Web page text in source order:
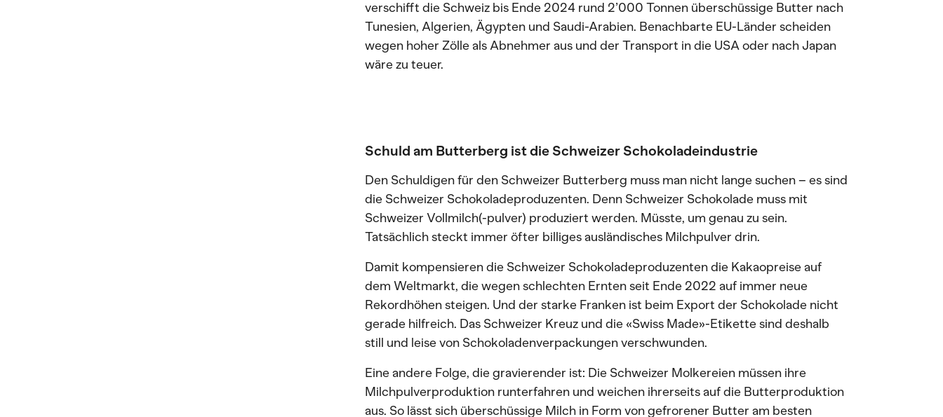
verschifft die Schweiz bis Ende 2024 rund 2’000 Tonnen überschüssige Butter nach
Tunesien, Algerien, Ägypten und Saudi-Arabien. Benachbarte EU-Länder scheiden
wegen hoher Zölle als Abnehmer aus und der Transport in die USA oder nach Japan
wäre zu teuer.
Schuld am Butterberg ist die Schweizer Schokoladeindustrie
Den Schuldigen für den Schweizer Butterberg muss man nicht lange suchen – es sind
die Schweizer Schokoladeproduzenten. Denn Schweizer Schokolade muss mit
Schweizer Vollmilch(-pulver) produziert werden. Müsste, um genau zu sein.
Tatsächlich steckt immer öfter billiges ausländisches Milchpulver drin.
Damit kompensieren die Schweizer Schokoladeproduzenten die Kakaopreise auf
dem Weltmarkt, die wegen schlechten Ernten seit Ende 2022 auf immer neue
Rekordhöhen steigen. Und der starke Franken ist beim Export der Schokolade nicht
gerade hilfreich. Das Schweizer Kreuz und die «Swiss Made»-Etikette sind deshalb
still und leise von Schokoladenverpackungen verschwunden.
Eine andere Folge, die gravierender ist: Die Schweizer Molkereien müssen ihre
Milchpulverproduktion runterfahren und weichen ihrerseits auf die Butterproduktion
aus. So lässt sich überschüssige Milch in Form von gefrorener Butter am besten